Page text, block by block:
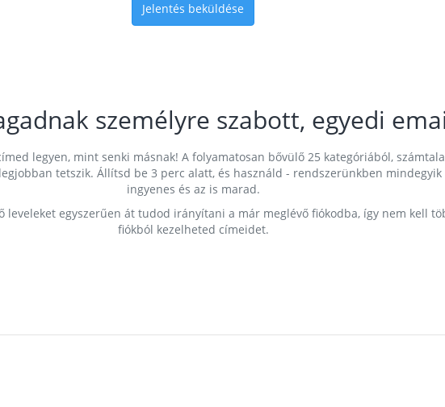
Jelentés beküldése
személyre szabott, egyedi
legyen, mint senki másnak! A folyamatosan bővülő 25 kategóriából,
tetszik. Állítsd be 3 perc alatt, és használd - rendszerünkben
ingyenes és az is marad.
leveleket egyszerűen át tudod irányítani a már meglévő fiókodba, így nem kell
fiókból kezelheted címeidet.